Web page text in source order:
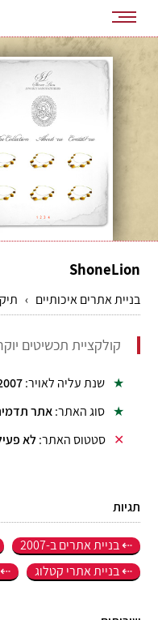
ShoneLion
בניית אתרים איכותיים ›
קולקציית תכשיטים
שנת עליה לאויר:
סוג האתר:אתר
סטטוס האתר:לא
תגיות
בניית אתרים ב-2007
בניית אתרי קטלוג